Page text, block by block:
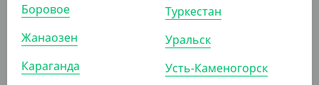
6 285₸
(41.90₸ /ШТ)
Боровое
Жанаозен
Караганда
Туркестан
Уральск
Усть-Каменогорск